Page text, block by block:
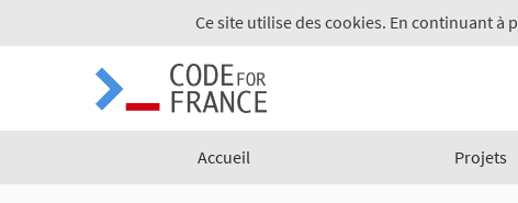
Ce site utilise des cookies. En continuant à
Accueil Projets